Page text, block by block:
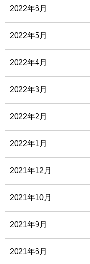
2022年6月
2022年5月
2022年4月
2022年3月
2022年2月
2022年1月
2021年12月
2021年10月
2021年9月
2021年6月